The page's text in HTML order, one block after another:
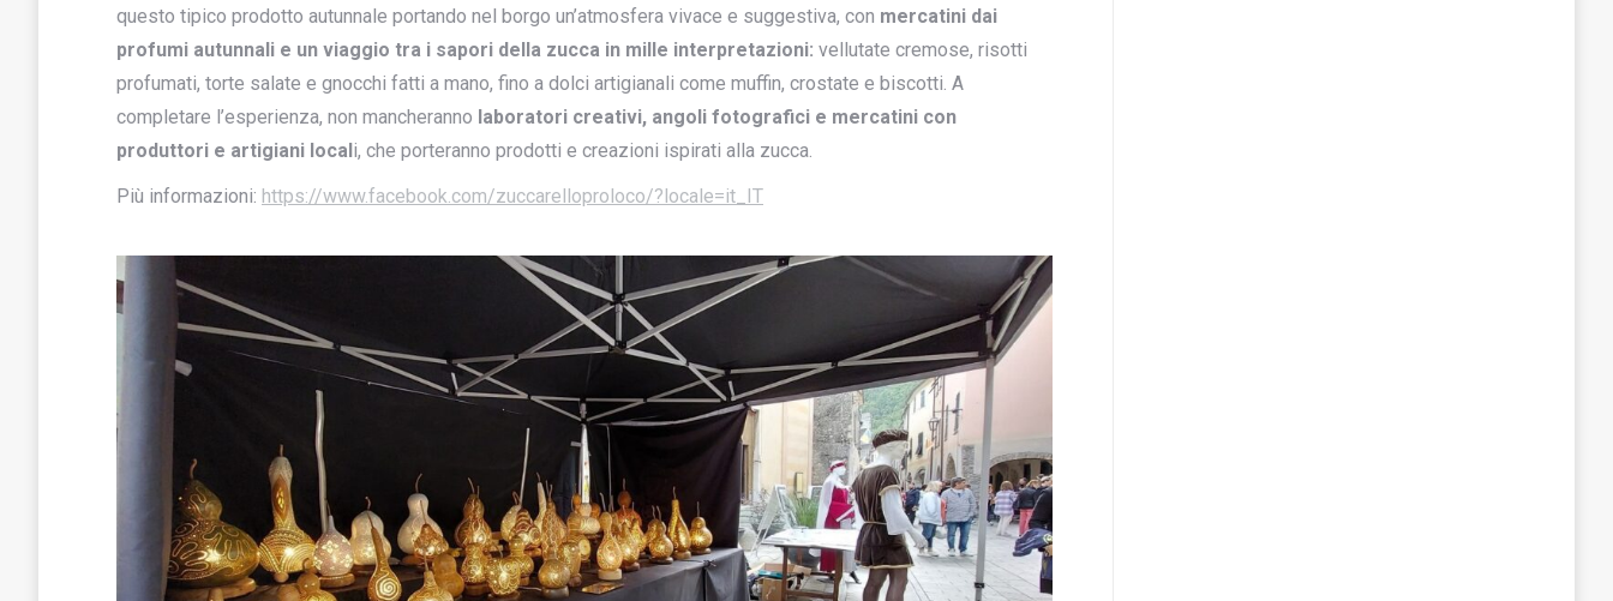
questo tipico prodotto autunnale portando nel borgo un’atmosfera vivace e suggestiva, con mercatini dai
profumi autunnali e un viaggio tra i sapori della zucca in mille interpretazioni: vellutate cremose, risotti
profumati, torte salate e gnocchi fatti a mano, fino a dolci artigianali come muffin, crostate e biscotti. A
completare l’esperienza, non mancheranno laboratori creativi, angoli fotografici e mercatini con
produttori e artigiani local i, che porteranno prodotti e creazioni ispirati alla zucca.
Più informazioni: https://www.facebook.com/zuccarelloproloco/?locale=it_IT